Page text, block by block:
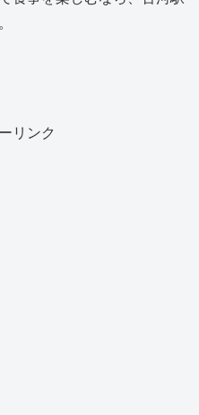
リンク